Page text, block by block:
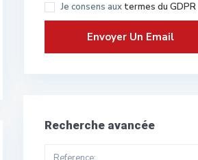
Je consens aux termes du GDPR
Recherche avancée